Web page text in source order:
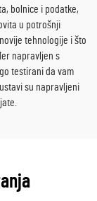
bolnice i podatke,
u potrošnji
tehnologije i što
napravljen s
testirani da vam
su napravljeni